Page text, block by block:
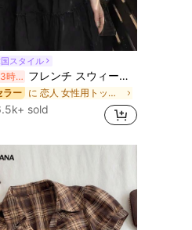
スタイル
過去3時間 フレンチ スウィートレース シングルブレスト パフスリーブ ブラウス トップス、夏 ホワイト、ロマンチック
ラー
近！
ラー に 恋人 女性用トップス、ブラウス、Tシャツ
！
ラー に 恋人 女性用トップス、ブラウス、Tシャツ
！
ラー に 恋人 女性用トップス、ブラウス、Tシャツ
近！
sold